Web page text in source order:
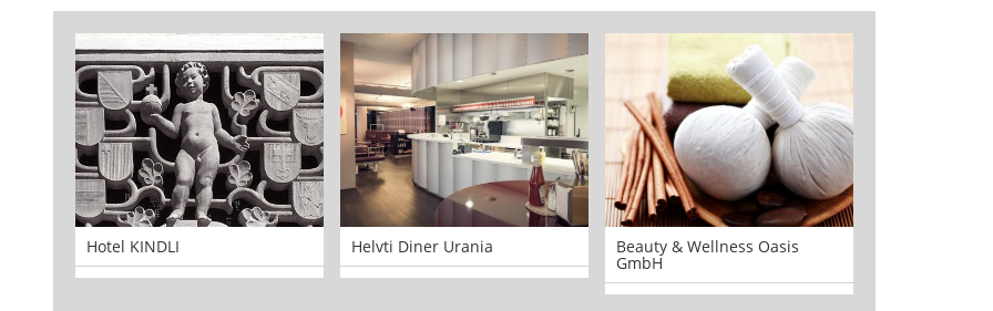
Hotel KINDLI Helvti Diner Urania Beauty & Wellness Oasis
GmbH